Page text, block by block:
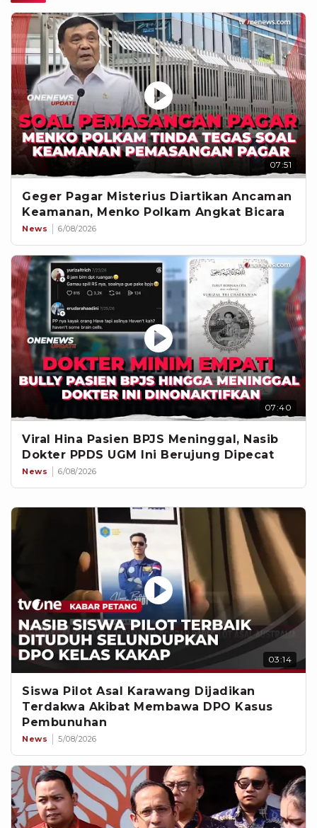
07:51
Geger Pagar Misterius Diartikan Ancaman
Keamanan, Menko Polkam Angkat Bicara
News 6/08/2026
07:40
Viral Hina Pasien BPJS Meninggal, Nasib
Dokter PPDS UGM Ini Berujung Dipecat
News 6/08/2026
03:14
Siswa Pilot Asal Karawang Dijadikan
Terdakwa Akibat Membawa DPO Kasus
Pembunuhan
News 5/08/2026